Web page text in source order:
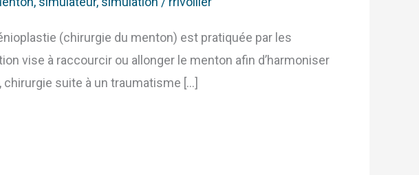
(chirurgie du menton) est pratiquée par les
vise à raccourcir ou allonger le menton afin d’harmoniser
suite à un traumatisme […]